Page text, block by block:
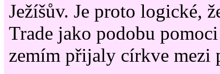
Ježíšův. Je proto logické,
Trade jako podobu
zemím přijaly církve mezi